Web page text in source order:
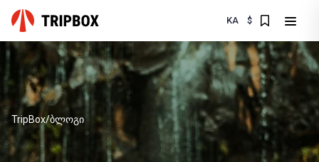
KA $
TripBox ბლოგი